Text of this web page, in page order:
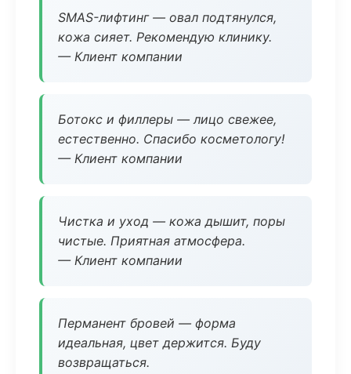
SMAS-лифтинг — овал подтянулся,
кожа сияет. Рекомендую клинику.
— Клиент компании
Ботокс и филлеры — лицо свежее,
естественно. Спасибо косметологу!
— Клиент компании
Чистка и уход — кожа дышит, поры
чистые. Приятная атмосфера.
— Клиент компании
Перманент бровей — форма
идеальная, цвет держится. Буду
возвращаться.